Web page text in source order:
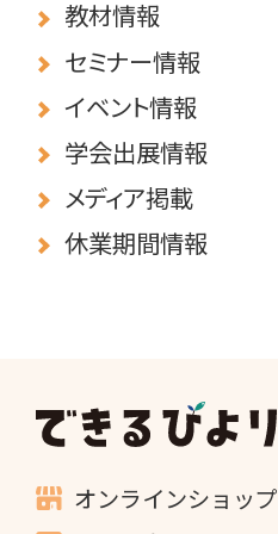
教材情報
セミナー情報
イベント情報
学会出展情報
メディア掲載
休業期間情報
オンラインショップ